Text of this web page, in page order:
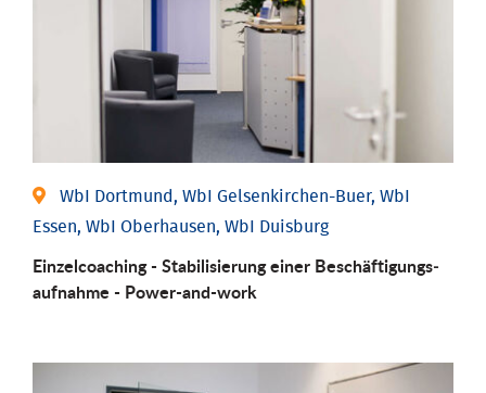
WbI Dortmund, WbI Gelsenkirchen-Buer, WbI
Essen, WbI Oberhausen, WbI Duisburg
Einzel­coaching - Stabili­sierung einer Be­schäftigungs­
aufnahme - Power-and-work